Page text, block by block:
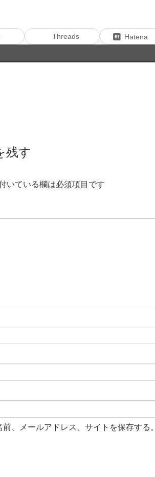
Threads
Hatena
残す
いている欄は必須項目です
、メールアドレス、サイトを保存する。